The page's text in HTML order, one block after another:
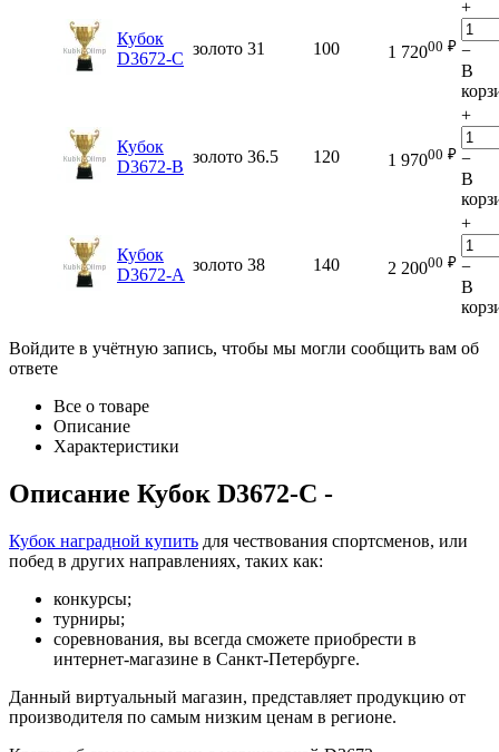
Кубок
D3672-C
золото 31 100 1 72000 ₽
+
−
В
Кубок
D3672-B
золото 36.5 120 1 97000 ₽
+
−
В
Кубок
D3672-A
золото 38 140 2 20000 ₽
+
−
В
Войдите в учётную запись, чтобы мы могли сообщить вам об
ответе
Все о товаре
Описание
Характеристики
Описание Кубок D3672-C -
Кубок наградной купить для чествования спортсменов, или
побед в других направлениях, таких как:
конкурсы;
турниры;
соревнования, вы всегда сможете приобрести в
интернет-магазине в Санкт-Петербурге.
Данный виртуальный магазин, представляет продукцию от
производителя по самым низким ценам в регионе.